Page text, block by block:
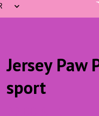
Jersey Paw
sport